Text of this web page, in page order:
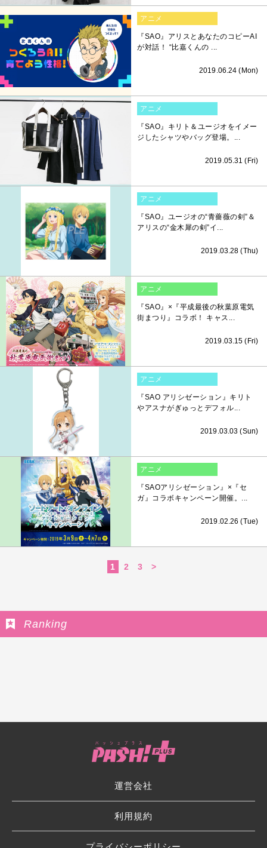
アニメ
『SAO』アリスとあなたのコピーAI
が対話！ “比嘉くんの ...
2019.06.24 (Mon)
アニメ
『SAO』キリト＆ユージオをイメー
ジしたシャツやバッグ登場。...
2019.05.31 (Fri)
アニメ
『SAO』ユージオの“青薔薇の剣”＆
アリスの“金木犀の剣”イ...
2019.03.28 (Thu)
アニメ
『SAO』×『平成最後の秋葉原電気
街まつり』コラボ！ キャス...
2019.03.15 (Fri)
アニメ
『SAO アリシゼーション』キリト
やアスナがぎゅっとデフォル...
2019.03.03 (Sun)
アニメ
『SAOアリシゼーション』×『セ
ガ』コラボキャンペーン開催。...
2019.02.26 (Tue)
1 2 3 >
Ranking
運営会社
利用規約